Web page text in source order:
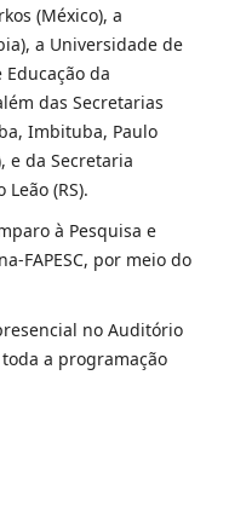
(México), a
a Universidade de
da
das Secretarias
Imbituba, Paulo
e da Secretaria
(RS).
à Pesquisa e
FAPESC, por meio do
no Auditório
a programação